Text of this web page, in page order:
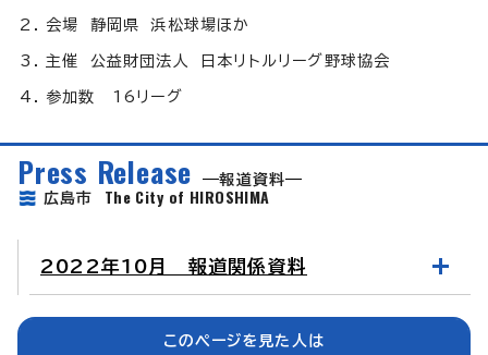
会場 静岡県 浜松球場ほか
主催 公益財団法人 日本リトルリーグ野球協会
参加数 16リーグ
Press Release
報道資料
広島市 The City of HIROSHIMA
2022年10月 報道関係資料
このページを見た人は